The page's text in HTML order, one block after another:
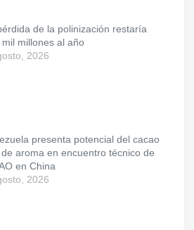
de la polinización restaría
mil millones al año
2026
presenta potencial del cacao
aroma en encuentro técnico de
en China
2026